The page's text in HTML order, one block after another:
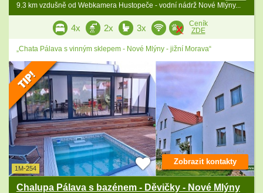
9.3 km vzdušně od Webkamera Hustopeče - vodní nádrž Nové Mlýny...
4x 2x 3x
Ceník
ZDE
„Chata Pálava s vinným sklepem - Nové Mlýny - jižní Morava“
1M-254
Chalupa Pálava s bazénem - Děvičky - Nové Mlýny
Zobrazit kontakty